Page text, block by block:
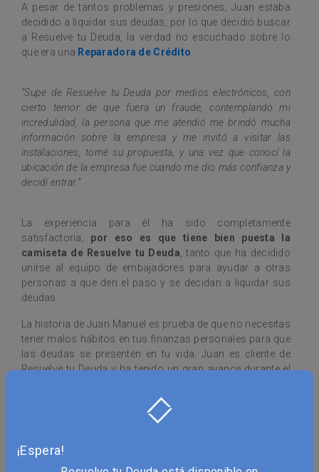
A pesar de tantos problemas y presiones, Juan estaba
decidido a liquidar sus deudas, por lo que decidió buscar
a Resuelve tu Deuda, la verdad no escuchado sobre lo
que era una Reparadora de Crédito
“Supe de Resuelve tu Deuda por medios electrónicos, con
cierto temor de que fuera un fraude, contemplando mi
incredulidad, la persona que me atendió me brindó mucha
información sobre la empresa y me invitó a visitar las
instalaciones, tomé su propuesta, y una vez que conocí la
ubicación de la empresa fue cuando me dio más confianza y
decidí entrar.”
La experiencia para él ha sido completamente
satisfactoria,
por eso es que tiene bien puesta la
camiseta de Resuelve tu Deuda , tanto que ha decidido
unirse al equipo de embajadores para ayudar a otras
personas a que den el paso y se decidan a liquidar sus
deudas.
La historia de Juan Manuel es prueba de que no necesitas
tener malos hábitos en tus finanzas personales para que
las deudas se presenten en tu vida. Juan es cliente de
Resuelve tu Deuda y ha tenido un gran avance durante el
es que ha recuperado su tranquilidad.
Como Juan, muchas personas están en el proceso de
historias que nos inspiran a seguir dando lo mejor de
nosotros.
¡Espera!